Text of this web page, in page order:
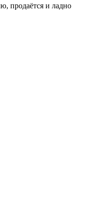
продаётся и ладно